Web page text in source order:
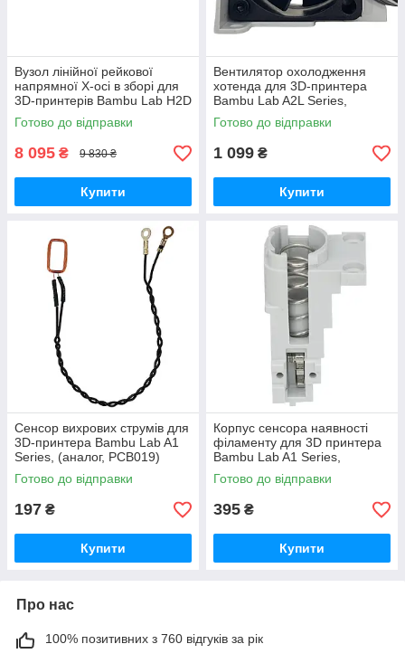
Вузол лінійної рейкової
напрямної X-осі в зборі для
3D-принтерів Bambu Lab H2D
Series, (оригінал, FAC110)
Готово до відправки
8 095 ₴ 9 830 ₴
Купити
Вентилятор охолодження
хотенда для 3D-принтера
Bambu Lab A2L Series,
безщітковий, 5В 0.4A,
(оригінал, FAF027)
Готово до відправки
1 099 ₴
Купити
Сенсор вихрових струмів для
3D-принтера Bambu Lab A1
Series, (аналог, PCB019)
Готово до відправки
197 ₴
Купити
Корпус cенсора наявності
філаменту для 3D принтера
Bambu Lab A1 Series,
(оригінал, FAC055)
Готово до відправки
395 ₴
Купити
Про нас
100% позитивних з 760 відгуків за рік